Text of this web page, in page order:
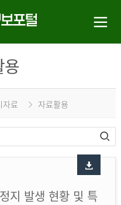
용
자료 자료활용
지 발생 현황 및 특